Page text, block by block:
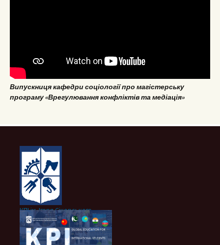
Випускниця кафедри соціології про магістерську
програму «Врегулювання конфліктів та медіація»
КПІ ім. Ігоря Сікорського